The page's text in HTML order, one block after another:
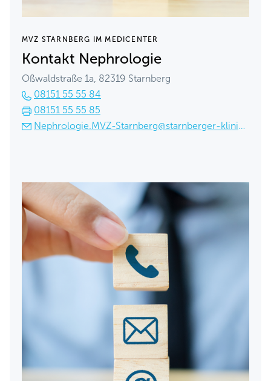
MVZ STARNBERG IM MEDICENTER
Kontakt Nephrologie
Oßwaldstraße 1a, 82319 Starnberg
08151 55 55 84
08151 55 55 85
Nephrologie.MVZ-Starnberg@starnberger-kliniken.de